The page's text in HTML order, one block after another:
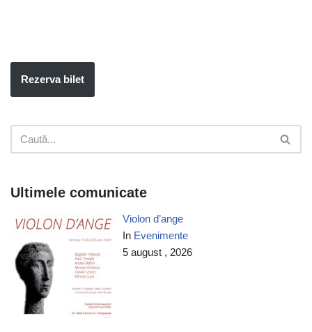
Rezerva bilet
Ultimele comunicate
Violon d’ange
In Evenimente
5 august , 2026